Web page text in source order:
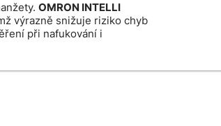
OMRON INTELLI
výrazně snižuje riziko chyb
při nafukování i